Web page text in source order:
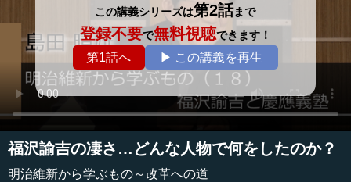
この講義シリーズは第2話まで
登録不要で無料視聴できます！
第1話へ ▶ この講義を再生
福沢諭吉の凄さ…どんな人物で何をしたのか？
明治維新から学ぶもの～改革への道